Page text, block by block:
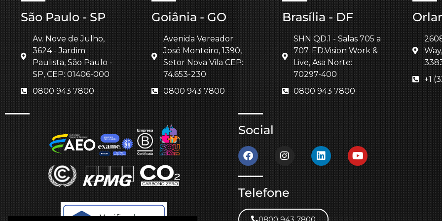
São Paulo - SP
Av. Nove de Julho,
3624 - Jardim
Paulista, São Paulo -
SP, CEP: 01406-000
0800 943 7800
Goiânia - GO
Avenida Vereador
José Monteiro, 1390,
Setor Nova Vila CEP:
74.653-230
0800 943 7800
Brasília - DF
SHN QD.1 - Salas 705 a
707. ED.Vision Work &
Live, Asa Norte:
70297-400
0800 943 7800
+1
Social
Telefone
0800 943 7800